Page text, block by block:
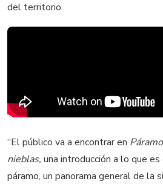
del territorio.
“El público va a encontrar en
nieblas, una introducción a lo que
páramo, un panorama general de la